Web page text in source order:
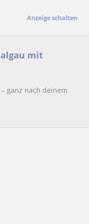
Anzeige schalten
mit
ganz nach deinem